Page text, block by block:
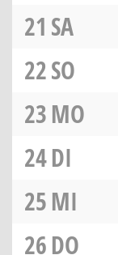
21 SA
22SO
23MO
24DI
25MI
26DO